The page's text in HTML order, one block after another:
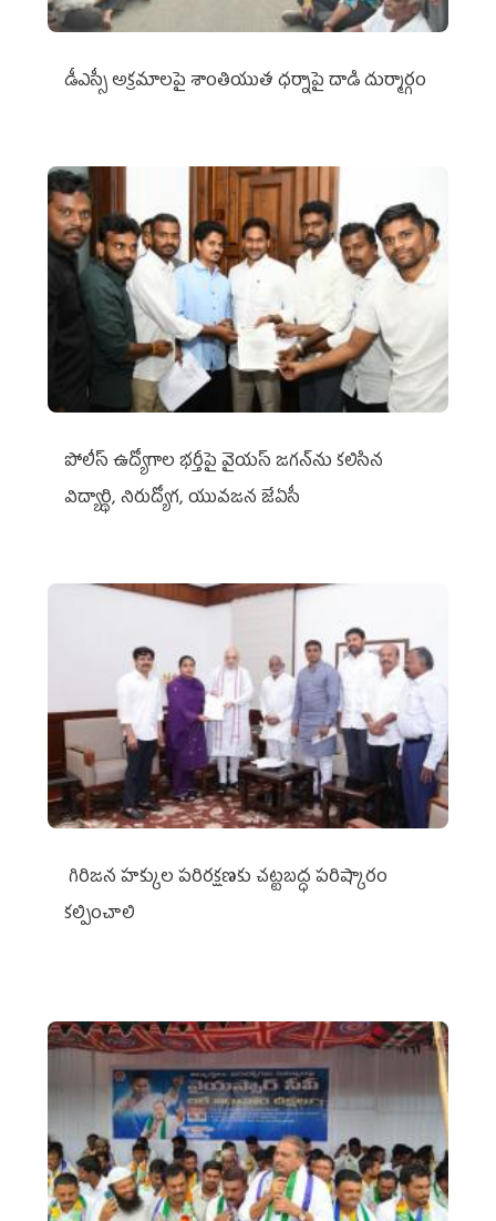
డీఎస్సీ అక్రమాలపై శాంతియుత ధర్నాపై దాడి దుర్మార్గం
పోలీస్ ఉద్యోగాల భర్తీపై వైయస్ జగన్‌ను కలిసిన
విద్యార్థి, నిరుద్యోగ, యువజన జేఏసీ
గిరిజన హక్కుల పరిరక్షణకు చట్టబద్ధ పరిష్కారం
కల్పించాలి